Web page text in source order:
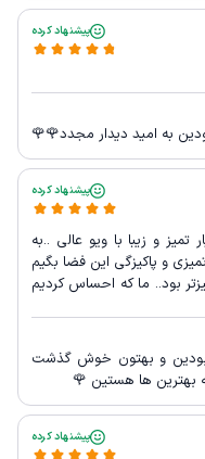
پیشنهاد کرده
به امید دیدار مجدد🌹🌹
پیشنهاد کرده
و زیبا با ویو عالی ..به
و پاکیزگی این فضا بگیم
بود.. ما که احساس کردیم
و بهتون خوش گذشت
بهترین ها هستین 🌹
پیشنهاد کرده